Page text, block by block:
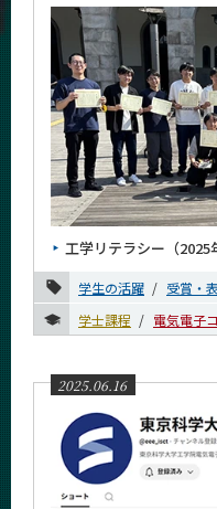
工学リテラシー（2025
学生の活躍
受賞・
学士課程
電気電子
2025.06.16
教員・研究室
Faculty and Laboratories
未来
Future
入学案内
Admissions
電気電子系 News
News
News 一覧
カテゴリ別
課程別
月別
2026年
2025年